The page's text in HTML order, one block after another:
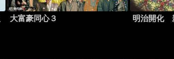
大富豪同心３ 明治開化